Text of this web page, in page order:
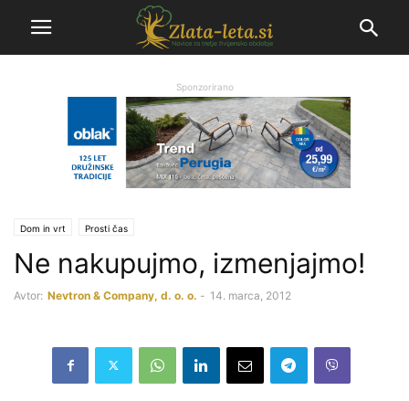
Sponzorirano
Dom in vrt Prosti čas
Ne nakupujmo, izmenjajmo!
Avtor: Nevtron & Company, d. o. o. - 14. marca, 2012